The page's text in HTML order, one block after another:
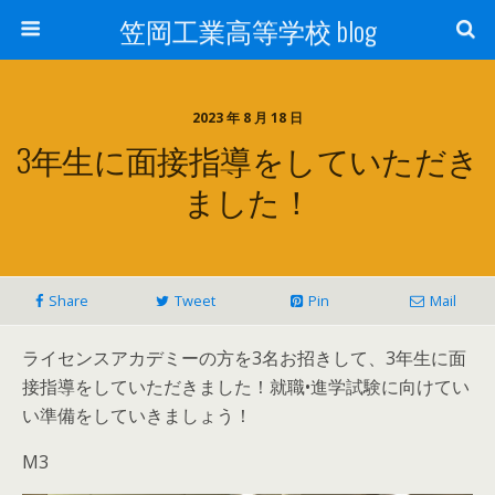
笠岡工業高等学校 blog
2023 年 8 月 18 日
3年生に面接指導をしていただき
ました！
Share Tweet Pin Mail
ライセンスアカデミーの方を3名お招きして、3年生に面
接指導をしていただきました！就職•進学試験に向けてい
い準備をしていきましょう！
M3